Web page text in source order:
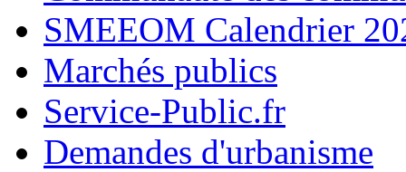
SMEEOM Calendrier
Marchés publics
Service-Public.fr
Demandes d'urbanisme